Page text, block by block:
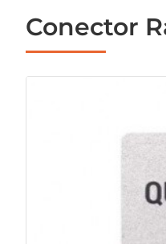
Conector